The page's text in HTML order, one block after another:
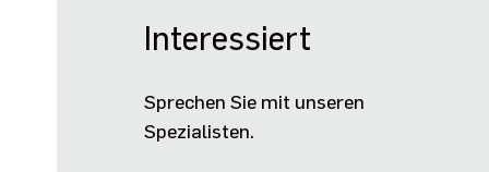
Interessiert
Sprechen Sie mit unseren
Spezialisten.